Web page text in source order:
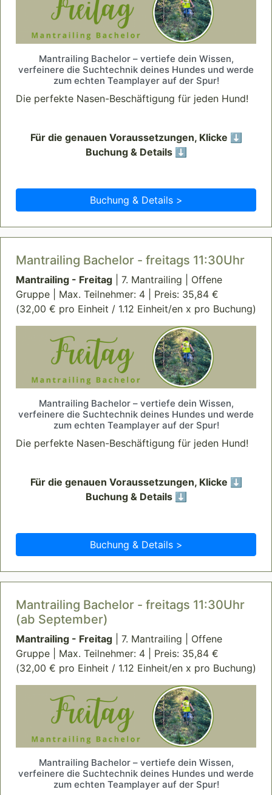
Mantrailing Bachelor – vertiefe dein Wissen,
verfeinere die Suchtechnik deines Hundes und werde
zum echten Teamplayer auf der Spur!
Die perfekte Nasen-Beschäftigung für jeden Hund!
Für die genauen Voraussetzungen, Klicke ⬇️
Buchung & Details ⬇️
Buchung & Details >
Mantrailing Bachelor - freitags 11:30Uhr
Mantrailing - Freitag | 7. Mantrailing | Offene
Gruppe | Max. Teilnehmer: 4 | Preis: 35,84 €
(32,00 € pro Einheit / 1.12 Einheit/en x pro Buchung)
Mantrailing Bachelor – vertiefe dein Wissen,
verfeinere die Suchtechnik deines Hundes und werde
zum echten Teamplayer auf der Spur!
Die perfekte Nasen-Beschäftigung für jeden Hund!
Für die genauen Voraussetzungen, Klicke ⬇️
Buchung & Details ⬇️
Buchung & Details >
Mantrailing Bachelor - freitags 11:30Uhr
(ab September)
Mantrailing - Freitag | 7. Mantrailing | Offene
Gruppe | Max. Teilnehmer: 4 | Preis: 35,84 €
(32,00 € pro Einheit / 1.12 Einheit/en x pro Buchung)
Mantrailing Bachelor – vertiefe dein Wissen,
verfeinere die Suchtechnik deines Hundes und werde
zum echten Teamplayer auf der Spur!